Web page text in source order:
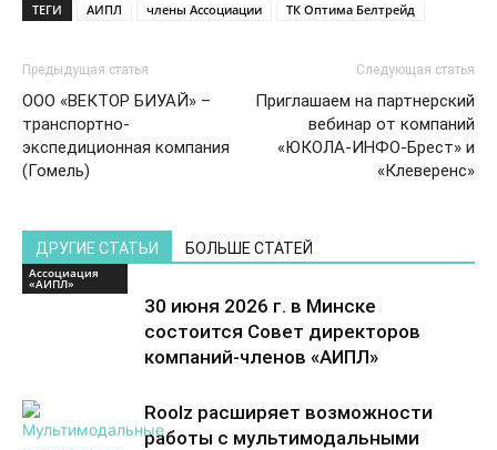
ТЕГИ АИПЛ члены Ассоциации ТК Оптима Белтрейд
Предыдущая статья
ООО «ВЕКТОР БИУАЙ» –
транспортно-
экспедиционная компания
(Гомель)
Следующая статья
Приглашаем на партнерский
вебинар от компаний
«ЮКОЛА-ИНФО-Брест» и
«Клеверенс»
ДРУГИЕ СТАТЬИ БОЛЬШЕ СТАТЕЙ
Ассоциация
«АИПЛ»
30 июня 2026 г. в Минске
состоится Совет директоров
компаний-членов «АИПЛ»
Roolz расширяет возможности
работы с мультимодальными